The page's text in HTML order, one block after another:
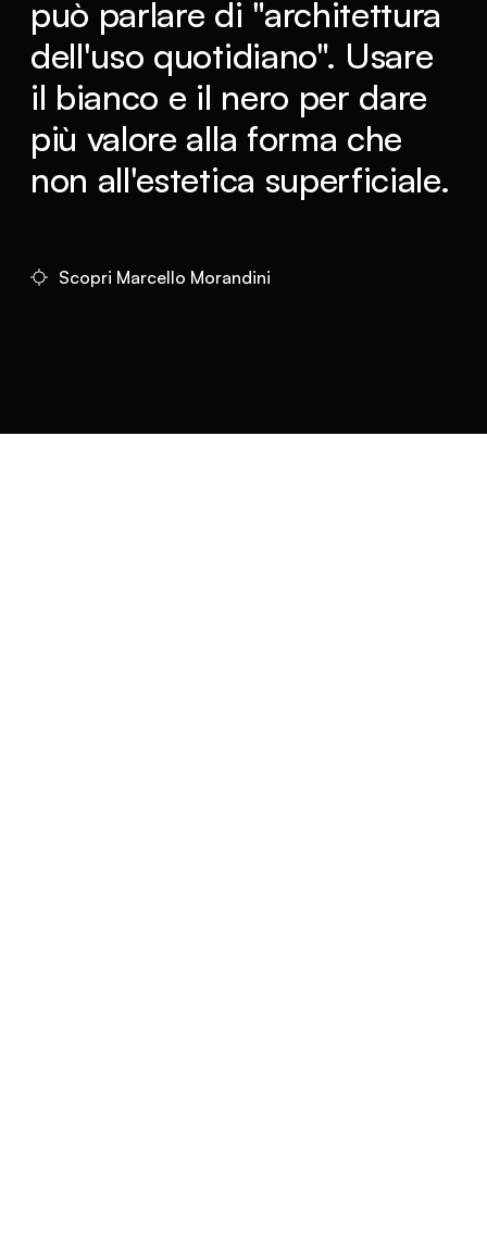
può parlare di "architettura
dell'uso quotidiano". Usare
il bianco e il nero per dare
più valore alla forma che
non all'estetica superficiale.
Scopri Marcello Morandini